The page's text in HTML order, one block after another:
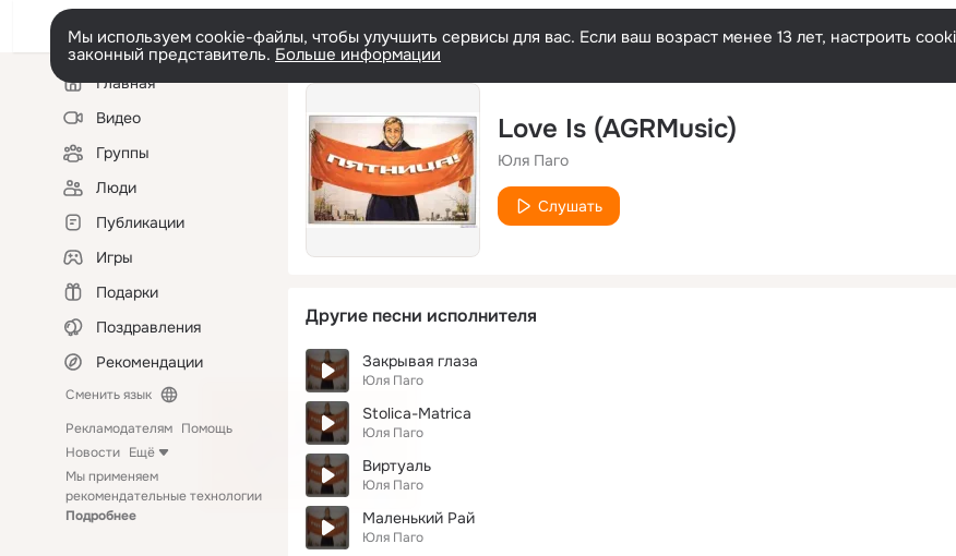
Мы используем cookie-файлы, чтобы улучшить сервисы для вас. Если ваш возраст менее 13 лет, настроить
законный представитель. Больше информации
Левая
колонкаГлавная
Видео
Группы
Люди
Публикации
Игры
Подарки
Поздравления
Рекомендации
Сменить язык
Рекламодателям Помощь
Новости Ещё
Мы применяем
рекомендательные технологии
Подробнее
Love Is (AGRMusic)
Юля Паго
Слушать
Другие песни исполнителя
Закрывая глаза
Юля Паго
Stolica-Matrica
Юля Паго
Виртуаль
Юля Паго
Маленький Рай
Юля Паго